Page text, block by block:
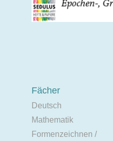
Fächer
Deutsch
Mathematik
Formenzeichnen /